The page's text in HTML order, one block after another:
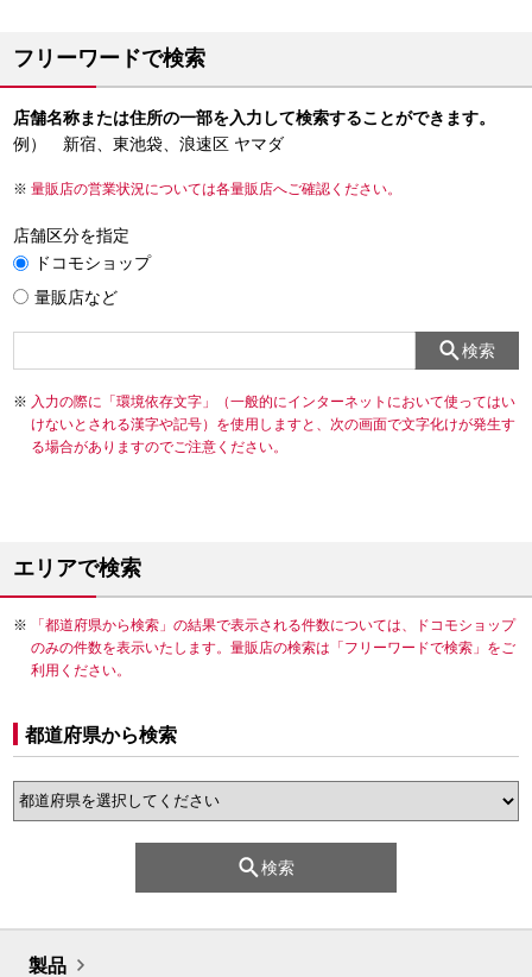
フリーワードで検索
店舗名称または住所の一部を入力して検索することができます。
例） 新宿、東池袋、浪速区 ヤマダ
量販店の営業状況については各量販店へご確認ください。
店舗区分を指定
ドコモショップ
量販店など
検索
入力の際に「環境依存文字」（一般的にインターネットにおいて使ってはい
けないとされる漢字や記号）を使用しますと、次の画面で文字化けが発生す
る場合がありますのでご注意ください。
エリアで検索
「都道府県から検索」の結果で表示される件数については、ドコモショップ
のみの件数を表示いたします。量販店の検索は「フリーワードで検索」をご
利用ください。
都道府県から検索
検索
製品